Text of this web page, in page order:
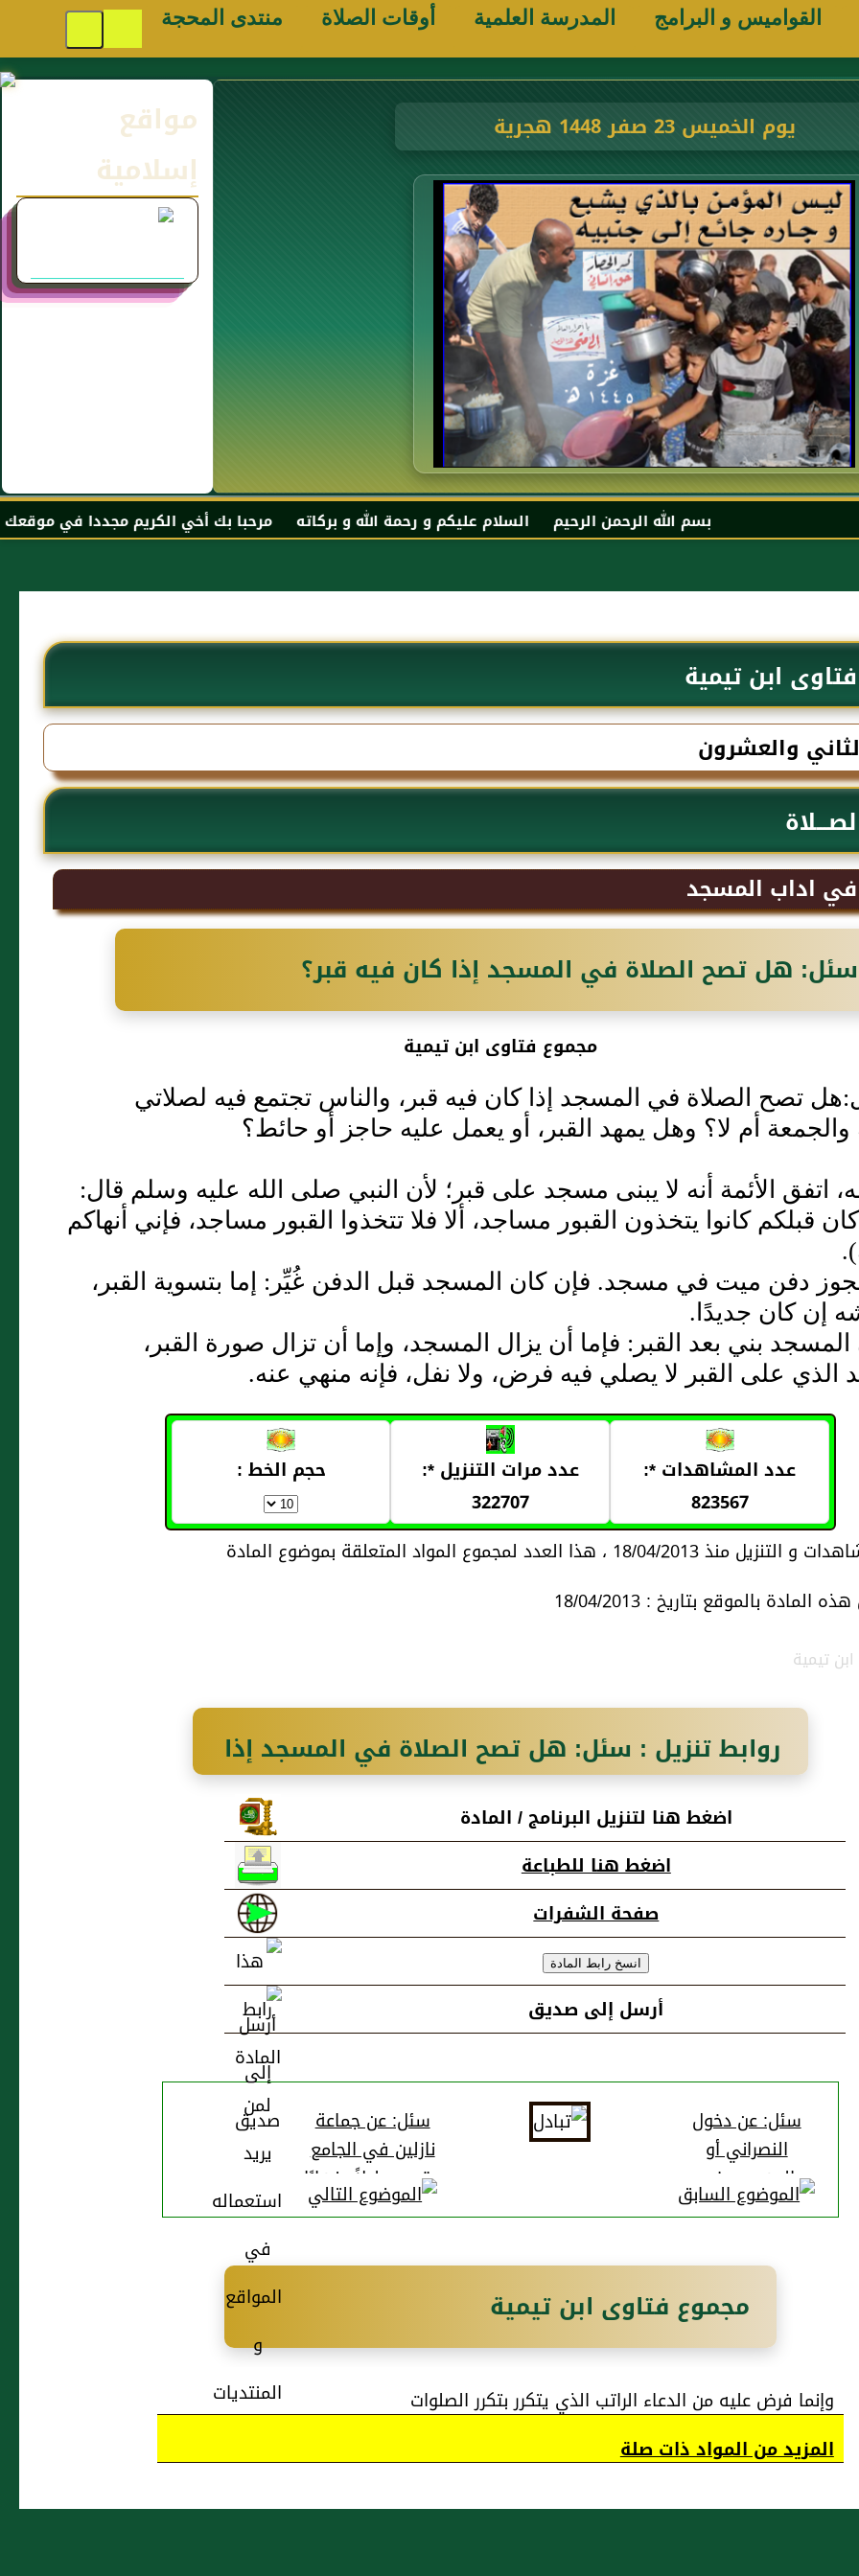
القواميس و البرامج المدرسة العلمية أوقات الصلاة منتدى المحجة
يوم الخميس 23 صفر 1448 هجرية
مواقع
إسلامية
بسم الله الرحمن الرحيم السلام عليكم و رحمة الله و بركاته مرحبا بك أخي الكريم مجددا في موقعك المفضل
ابن تيمية
والعشرون
‏اداب المسجد‏
سئل‏: هل تصح الصلاة في المسجد إذا كان فيه قبر؟‏
مجموع فتاوى ابن تيمية
تصح الصلاة في المسجد إذا كان فيه قبر، والناس تجتمع فيه لصلاتي
والجمعة أم لا‏؟‏ وهل يمهد القبر، أو يعمل عليه حاجز أو حائط‏؟‏
اتفق الأئمة أنه لا يبنى مسجد على قبر؛ لأن النبي صلى الله عليه وسلم قال‏:‏
قبلكم كانوا يتخذون القبور مساجد، ألا فلا تتخذوا القبور مساجد، فإني أنهاكم
يجوز دفن ميت في مسجد‏.‏ فإن كان المسجد قبل الدفن غُيِّر‏:‏ إما بتسوية القبر،
إن كان جديدًا‏.‏
بني بعد القبر‏:‏ فإما أن يزال المسجد، وإما أن تزال صورة القبر،
الذي على القبر لا يصلي فيه فرض، ولا نفل، فإنه منهي عنه‏.‏
عدد المشاهدات *:
823567
عدد مرات التنزيل *:
322707
حجم الخط :
2013 ، هذا العدد لمجموع المواد المتعلقة بموضوع المادة
بالموقع بتاريخ : 18/04/2013
تيمية
روابط تنزيل : سئل‏: هل تصح الصلاة في المسجد إذا
كان فيه قبر؟‏
اضغط هنا لتنزيل البرنامج / المادة
اضغط هنا للطباعة
صفحة الشفرات
أرسل إلى صديق
سئل: عن دخول
النصراني أو
اليهودي في
المسجد بإذن
سئل: عن جماعة
نازلين في الجامع
مقيمين ليلاً ونهارًا
وأكلهم وشربهم
مجموع فتاوى ابن تيمية
وإنما فرض عليه من الدعاء الراتب الذي يتكرر بتكرر الصلوات
المزيد من المواد ذات صلة